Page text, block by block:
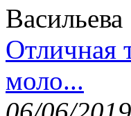
Васильева
Отличная
моло...